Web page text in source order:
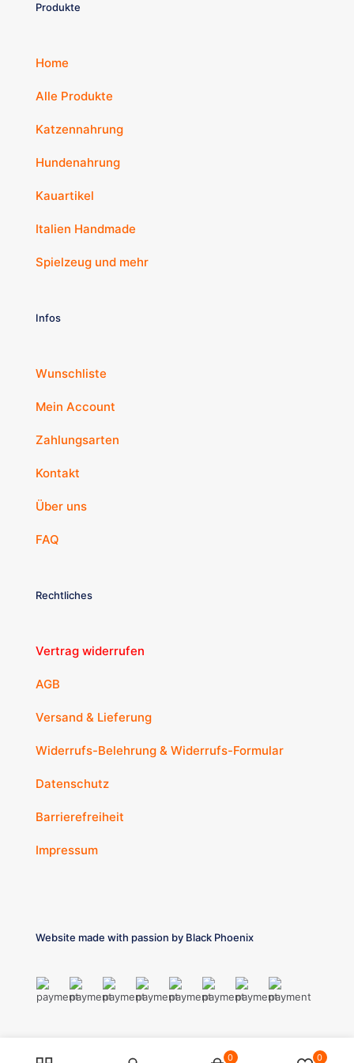
Produkte
Home
Alle Produkte
Katzennahrung
Hundenahrung
Kauartikel
Italien Handmade
Spielzeug und mehr
Infos
Wunschliste
Mein Account
Zahlungsarten
Kontakt
Über uns
FAQ
Rechtliches
Vertrag widerrufen
AGB
Versand & Lieferung
Widerrufs-Belehrung & Widerrufs-Formular
Datenschutz
Barrierefreiheit
Impressum
Website made with passion by Black Phoenix
0 0